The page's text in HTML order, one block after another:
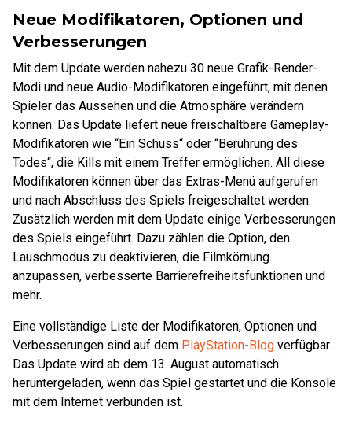
Neue Modifikatoren, Optionen und
Verbesserungen
Mit dem Update werden nahezu 30 neue Grafik-Render-
Modi und neue Audio-Modifikatoren eingeführt, mit denen
Spieler das Aussehen und die Atmosphäre verändern
können. Das Update liefert neue freischaltbare Gameplay-
Modifikatoren wie “Ein Schuss“ oder “Berührung des
Todes“, die Kills mit einem Treffer ermöglichen. All diese
Modifikatoren können über das Extras-Menü aufgerufen
und nach Abschluss des Spiels freigeschaltet werden.
Zusätzlich werden mit dem Update einige Verbesserungen
des Spiels eingeführt. Dazu zählen die Option, den
Lauschmodus zu deaktivieren, die Filmkörnung
anzupassen, verbesserte Barrierefreiheitsfunktionen und
mehr.
Eine vollständige Liste der Modifikatoren, Optionen und
Verbesserungen sind auf dem PlayStation-Blog verfügbar.
Das Update wird ab dem 13. August automatisch
heruntergeladen, wenn das Spiel gestartet und die Konsole
mit dem Internet verbunden ist.